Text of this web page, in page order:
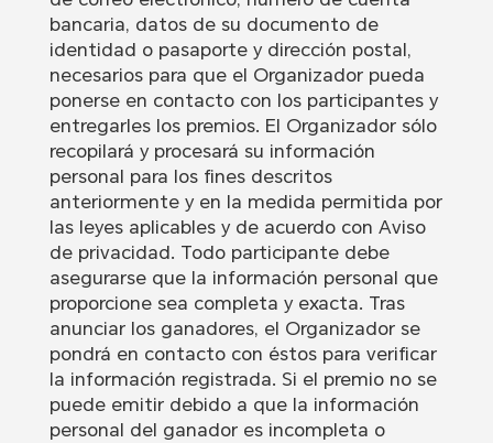
bancaria, datos de su documento de
identidad o pasaporte y dirección postal,
necesarios para que el Organizador pueda
ponerse en contacto con los participantes y
entregarles los premios. El Organizador sólo
recopilará y procesará su información
personal para los fines descritos
anteriormente y en la medida permitida por
las leyes aplicables y de acuerdo con Aviso
de privacidad. Todo participante debe
asegurarse que la información personal que
proporcione sea completa y exacta. Tras
anunciar los ganadores, el Organizador se
pondrá en contacto con éstos para verificar
la información registrada. Si el premio no se
puede emitir debido a que la información
personal del ganador es incompleta o